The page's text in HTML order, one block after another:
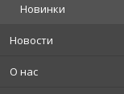
Новинки
Новости
О нас